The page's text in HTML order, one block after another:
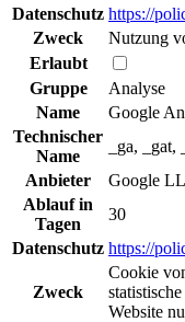
Datenschutz https://
Zweck
Nutzung
Erlaubt
Gruppe
Analyse
Name
Google
Technischer
Name
_ga,
Anbieter
Google
Ablauf in
Tagen
30
Datenschutz https://
Zweck
Cookie
Website